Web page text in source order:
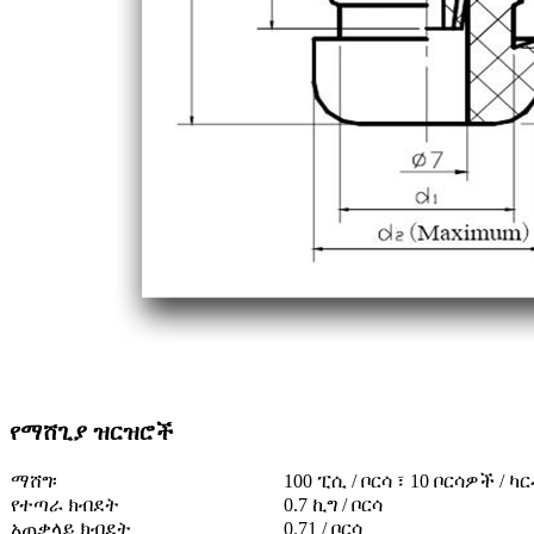
የማሸጊያ ዝርዝሮች
ማሸግ፡
100 ፒሲ / ቦርሳ ፣ 10 ቦርሳዎች /
የተጣራ ክብደት
0.7 ኪግ / ቦርሳ
አጠቃላይ ክብደት
0.71 / ቦርሳ